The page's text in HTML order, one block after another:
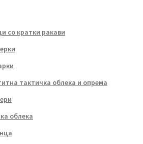
со кратки ракави
тактичка облека и опрема
облека